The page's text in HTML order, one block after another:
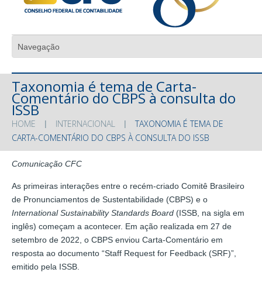
Taxonomia é tema de Carta-
Comentário do CBPS à consulta do
ISSB
HOME INTERNACIONAL
TAXONOMIA É TEMA DE
CARTA-COMENTÁRIO DO CBPS À CONSULTA DO ISSB
Comunicação CFC
As primeiras interações entre o recém-criado Comitê Brasileiro
de Pronunciamentos de Sustentabilidade (CBPS) e o
International Sustainability Standards Board (ISSB, na sigla em
inglês) começam a acontecer. Em ação realizada em 27 de
setembro de 2022, o CBPS enviou Carta-Comentário em
resposta ao documento “Staff Request for Feedback (SRF)”,
emitido pela ISSB.